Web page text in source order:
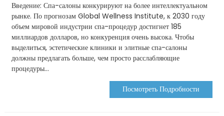
Введение: Спа-салоны конкурируют на более интеллектуальном
рынке. По прогнозам Global Wellness Institute, к 2030 году
объем мировой индустрии спа-процедур достигнет 185
миллиардов долларов, но конкуренция очень высока. Чтобы
выделиться, эстетические клиники и элитные спа-салоны
должны предлагать больше, чем просто расслабляющие
процедуры...
Посмотреть Подробности